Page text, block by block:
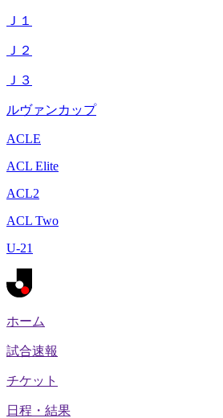
Ｊ１
Ｊ２
Ｊ３
ルヴァンカップ
ACLE
ACL Elite
ACL2
ACL Two
U-21
ホーム
試合速報
チケット
日程・結果